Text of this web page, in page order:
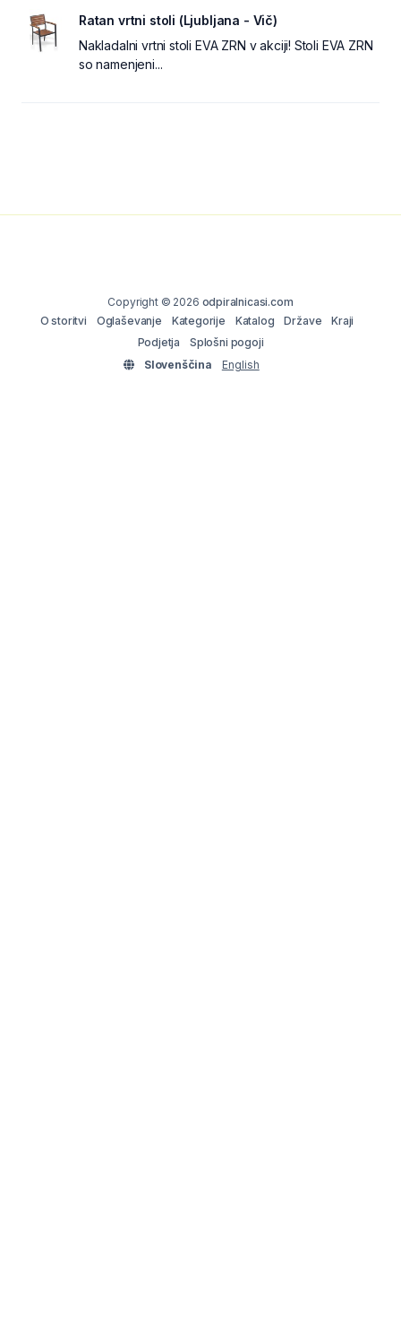
Ratan vrtni stoli (Ljubljana - Vič)
Nakladalni vrtni stoli EVA ZRN v akciji! Stoli EVA ZRN
so namenjeni...
Copyright © 2026 odpiralnicasi.com
O storitvi
Oglaševanje Kategorije Katalog Države
Kraji
Podjetja
Splošni pogoji
Slovenščina
English